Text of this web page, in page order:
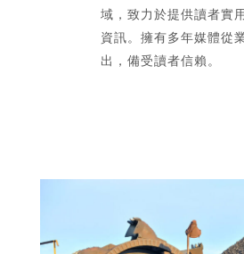
域，致力於提供讀者實
資訊。擁有多年媒體從
出，備受讀者信賴。